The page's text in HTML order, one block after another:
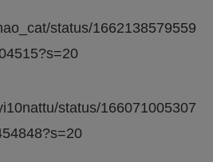
status/1662138579559
status/166071005307